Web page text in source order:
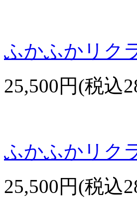
ふかふかリク
25,500円(税込
ふかふかリク
25,500円(税込